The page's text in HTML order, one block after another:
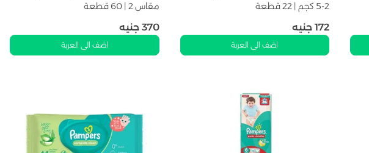
2-5 كجم | 22 قطعة
172 جنيه
اضف الى العربة
مقاس 2 | 60 قطعة
370 جنيه
اضف الى العربة